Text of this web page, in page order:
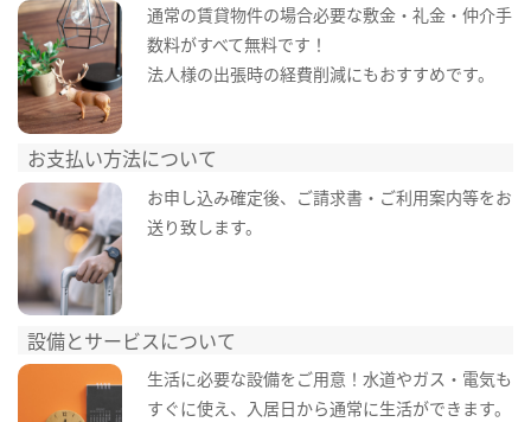
通常の賃貸物件の場合必要な敷金・礼金・仲介手
数料がすべて無料です！
法人様の出張時の経費削減にもおすすめです。
お支払い方法について
お申し込み確定後、ご請求書・ご利用案内等をお
送り致します。
設備とサービスについて
生活に必要な設備をご用意！水道やガス・電気も
すぐに使え、入居日から通常に生活ができます。